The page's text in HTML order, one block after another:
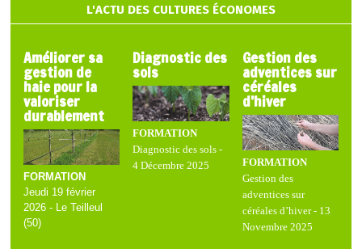
L'ACTU DES CULTURES ÉCONOMES
Améliorer sa
gestion de
haie pour la
valoriser
durablement
FORMATION
Jeudi 19 février
2026 - Le Teilleul
(50)
Diagnostic des
sols
FORMATION
Diagnostic des sols -
4 Décembre 2025
Gestion des
adventices sur
céréales
d’hiver
FORMATION
Gestion des
adventices sur
céréales d’hiver - 13
Novembre 2025